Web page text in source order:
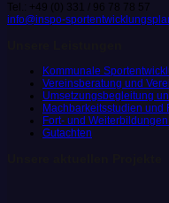
Tel.: +49 (0) 331 / 96 78 78 57
info@inspo-
Kommunale
Vereinsberatung und
Umsetzungsbegleitung
Machbarkeitsstudien und
Fort- und
Gutachten